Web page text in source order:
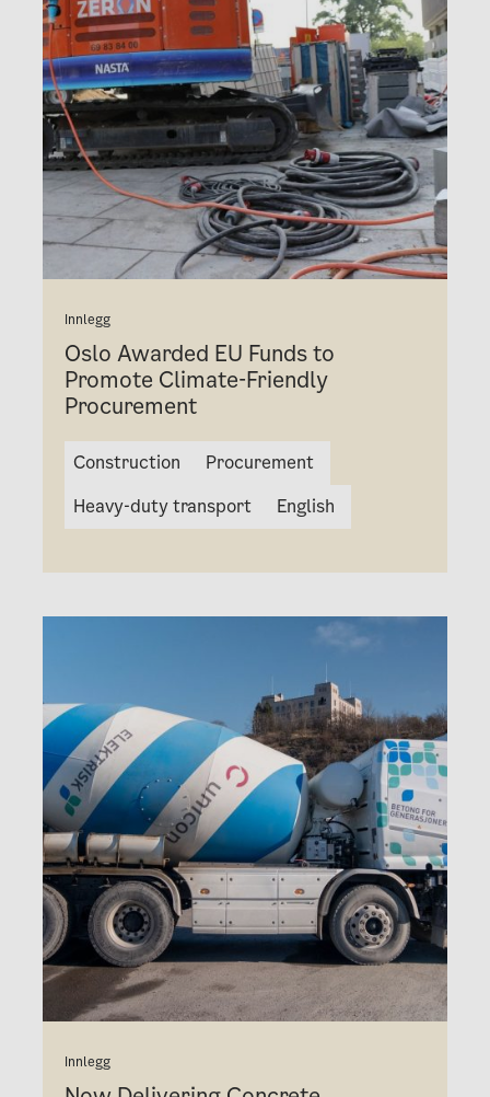
Innlegg
Oslo Awarded EU Funds to
Promote Climate-Friendly
Procurement
Construction
Procurement
Heavy-duty transport
English
Innlegg